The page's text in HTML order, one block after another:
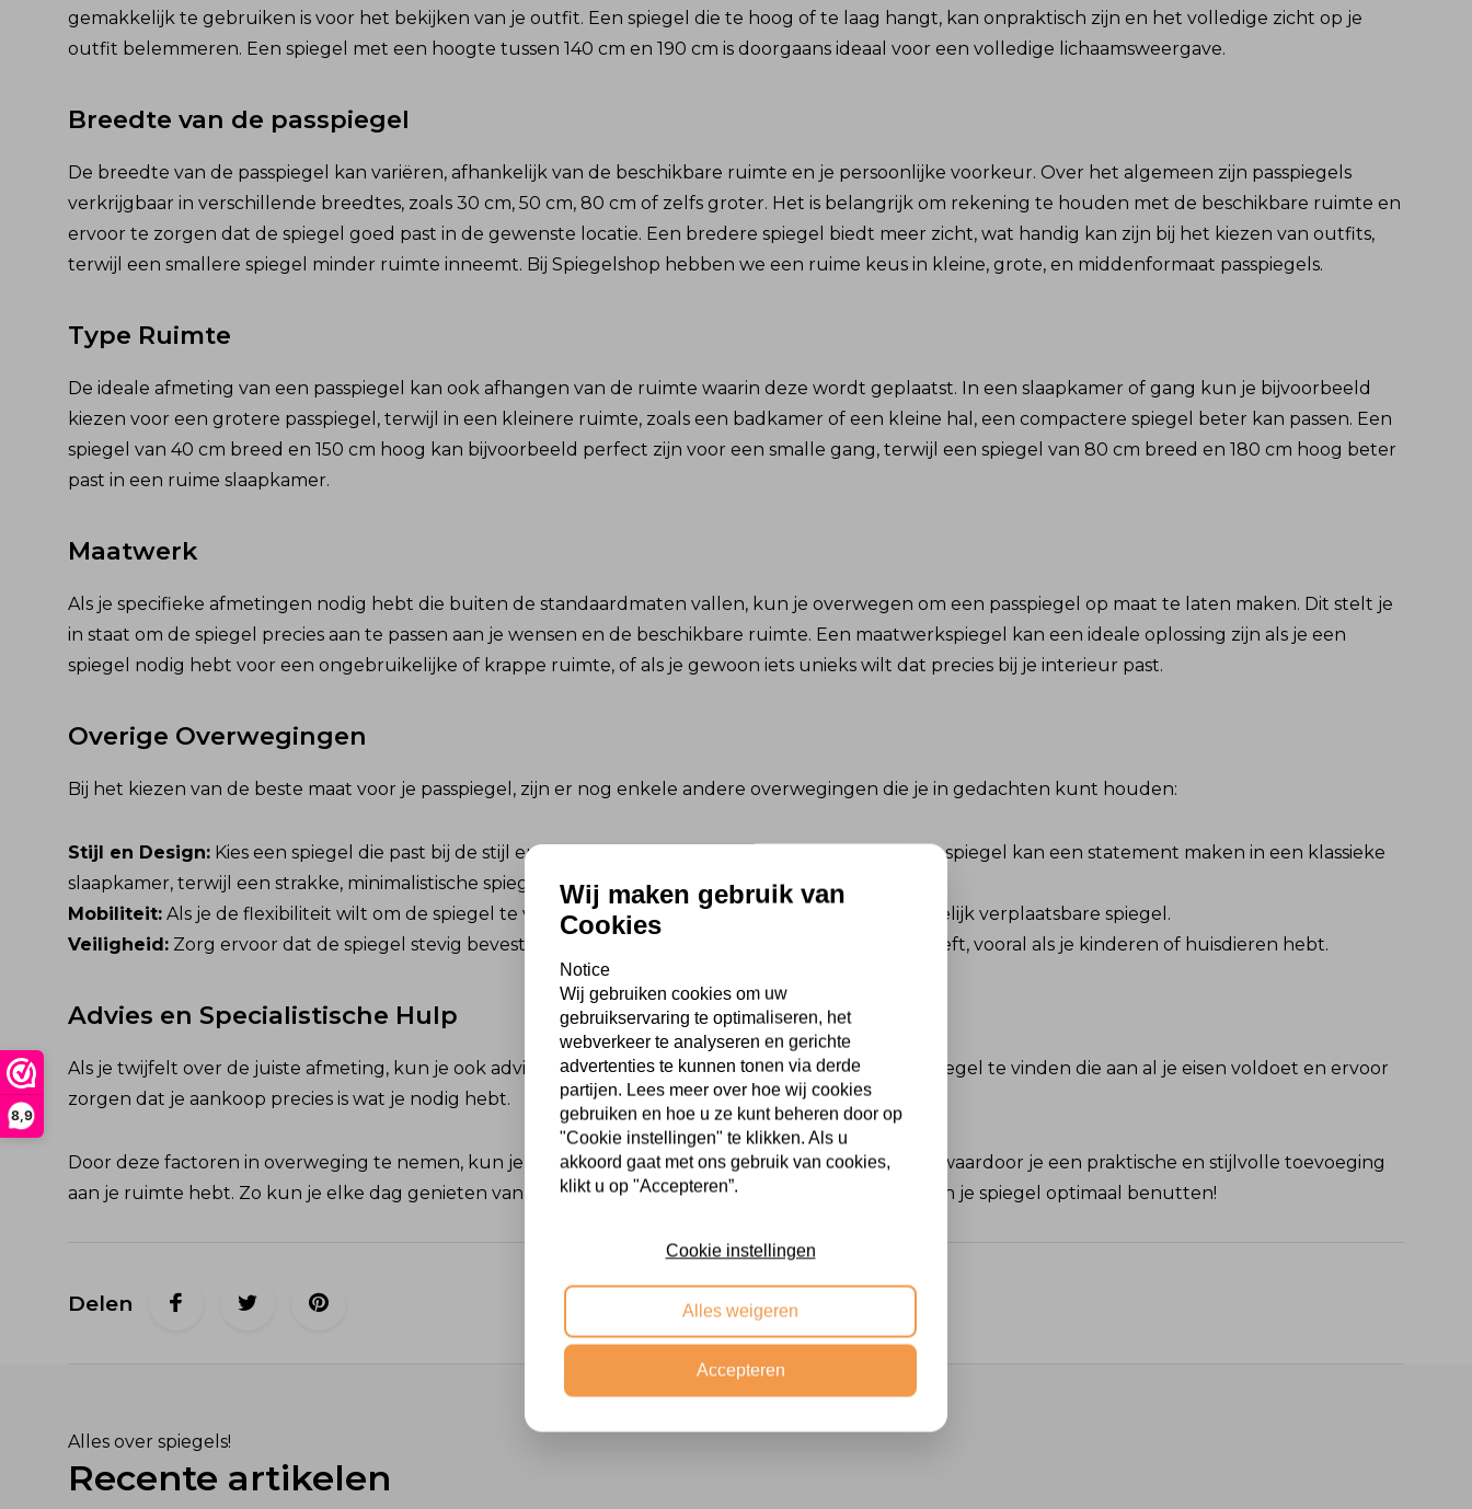
8,9
gemakkelijk te gebruiken is voor het bekijken van je outfit. Een spiegel die te hoog of te laag hangt, kan onpraktisch zijn en het volledige zicht op je
outfit belemmeren. Een spiegel met een hoogte tussen 140 cm en 190 cm is doorgaans ideaal voor een volledige lichaamsweergave.
Breedte van de passpiegel
De breedte van de passpiegel kan variëren, afhankelijk van de beschikbare ruimte en je persoonlijke voorkeur. Over het algemeen zijn passpiegels
verkrijgbaar in verschillende breedtes, zoals 30 cm, 50 cm, 80 cm of zelfs groter. Het is belangrijk om rekening te houden met de beschikbare ruimte en
ervoor te zorgen dat de spiegel goed past in de gewenste locatie. Een bredere spiegel biedt meer zicht, wat handig kan zijn bij het kiezen van outfits,
terwijl een smallere spiegel minder ruimte inneemt. Bij Spiegelshop hebben we een ruime keus in kleine, grote, en middenformaat passpiegels.
Type Ruimte
De ideale afmeting van een passpiegel kan ook afhangen van de ruimte waarin deze wordt geplaatst. In een slaapkamer of gang kun je bijvoorbeeld
kiezen voor een grotere passpiegel, terwijl in een kleinere ruimte, zoals een badkamer of een kleine hal, een compactere spiegel beter kan passen. Een
spiegel van 40 cm breed en 150 cm hoog kan bijvoorbeeld perfect zijn voor een smalle gang, terwijl een spiegel van 80 cm breed en 180 cm hoog beter
past in een ruime slaapkamer.
Maatwerk
Als je specifieke afmetingen nodig hebt die buiten de standaardmaten vallen, kun je overwegen om een passpiegel op maat te laten maken. Dit stelt je
in staat om de spiegel precies aan te passen aan je wensen en de beschikbare ruimte. Een maatwerkspiegel kan een ideale oplossing zijn als je een
spiegel nodig hebt voor een ongebruikelijke of krappe ruimte, of als je gewoon iets unieks wilt dat precies bij je interieur past.
Overige Overwegingen
Bij het kiezen van de beste maat voor je passpiegel, zijn er nog enkele andere overwegingen die je in gedachten kunt houden:
Stijl en Design: Kies een spiegel die past bij de stijl en het design van je interieur. Een grote, sierlijke spiegel kan een statement maken in een klassieke
slaapkamer, terwijl een strakke, minimalistische spiegel beter past in een modern interieur.
Mobiliteit: Als je de flexibiliteit wilt om de spiegel te verplaatsen, kies dan voor een lichtere, gemakkelijk verplaatsbare spiegel.
Veiligheid: Zorg ervoor dat de spiegel stevig bevestigd is aan de muur of een stabiele standaard heeft, vooral als je kinderen of huisdieren hebt.
Advies en Specialistische Hulp
Als je twijfelt over de juiste afmeting, kun je ook advies vragen. Wij kunnen je helpen de perfecte spiegel te vinden die aan al je eisen voldoet en ervoor
zorgen dat je aankoop precies is wat je nodig hebt.
Door deze factoren in overweging te nemen, kun je de perfecte maat voor jouw passpiegel kiezen, waardoor je een praktische en stijlvolle toevoeging
aan je ruimte hebt. Zo kun je elke dag genieten van een volledige, heldere weergave van je outfit en je spiegel optimaal benutten!
Delen
Alles over spiegels!
Recente artikelen
Wij maken gebruik van
Cookies
Notice
Wij gebruiken cookies om uw
gebruikservaring te optimaliseren, het
webverkeer te analyseren en gerichte
advertenties te kunnen tonen via derde
partijen. Lees meer over hoe wij cookies
gebruiken en hoe u ze kunt beheren door op
"Cookie instellingen" te klikken. Als u
akkoord gaat met ons gebruik van cookies,
klikt u op "Accepteren”.
Cookie instellingen
Alles weigeren
Accepteren